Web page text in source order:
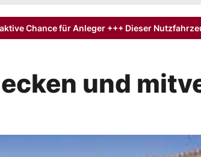
Chance für Anleger +++ Dieser
und